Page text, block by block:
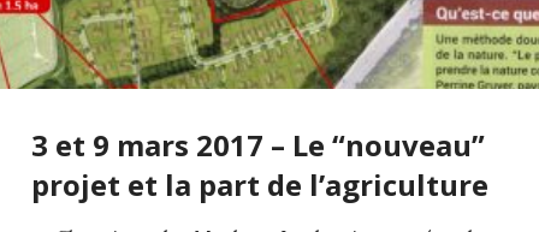
3 et 9 mars 2017 – Le “nouveau”
projet et la part de l’agriculture